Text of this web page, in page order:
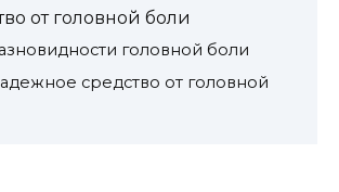
от головной боли
головной боли
средство от головной